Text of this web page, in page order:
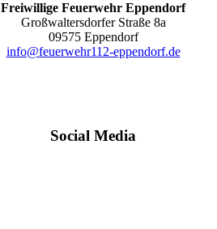
Freiwillige Feuerwehr Eppendorf
Großwaltersdorfer Straße 8a
09575 Eppendorf
info@feuerwehr112-eppendorf.de
Social Media